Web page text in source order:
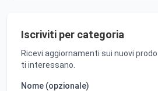
Iscriviti per categoria
Ricevi aggiornamenti sui nuovi
ti interessano.
Nome (opzionale)